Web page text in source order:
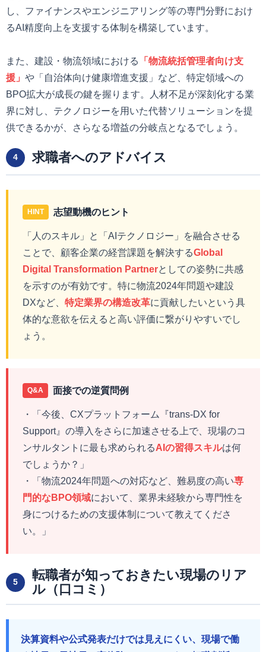
し、ファイナンスやエンジニアリング等の専門分野におけ
るAI精度向上を支援する体制を構築しています。
また、建設・物流領域における
「物流統括管理者向け支
援」 や「自治体向け健康増進支援」など、特定領域への
BPO拡大が成長の鍵を握ります。人材不足が深刻化する業
界に対し、テクノロジーを用いた代替ソリューションを提
供できるかが、さらなる増益の分岐点となるでしょう。
4 求職者へのアドバイス
HINT 志望動機のヒント
「人のスキル」と「AIテクノロジー」を融合させる
ことで、顧客企業の経営課題を解決するGlobal
Digital Transformation Partnerとしての姿勢に共感
を示すのが有効です。特に物流2024年問題や建設
DXなど、 特定業界の構造改革に貢献したいという具
体的な意欲を伝えると高い評価に繋がりやすいでし
ょう。
Q&A 面接での逆質問例
・「今後、CXプラットフォーム『trans-DX for
Support』の導入をさらに加速させる上で、現場のコ
ンサルタントに最も求められるAIの習得スキルは何
でしょうか？」
・「物流2024年問題への対応など、難易度の高い専
門的なBPO領域において、業界未経験から専門性を
身につけるための支援体制について教えてくださ
い。」
5
転職者が知っておきたい現場のリア
ル（口コミ）
決算資料や公式発表だけでは見えにくい、現場で働